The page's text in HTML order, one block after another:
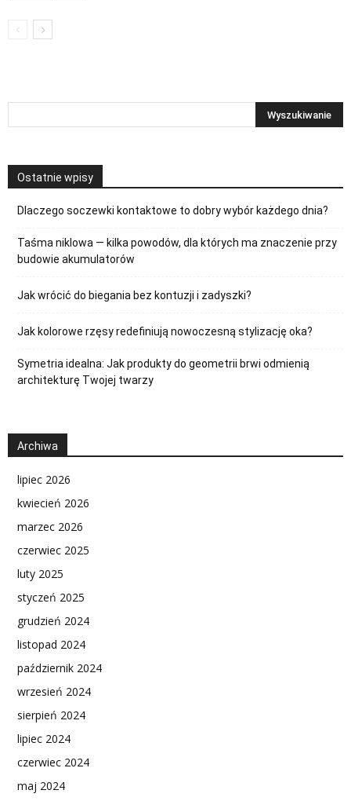
Ostatnie wpisy
Dlaczego soczewki kontaktowe to dobry wybór każdego dnia?
Taśma niklowa — kilka powodów, dla których ma znaczenie przy
budowie akumulatorów
Jak wrócić do biegania bez kontuzji i zadyszki?
Jak kolorowe rzęsy redefiniują nowoczesną stylizację oka?
Symetria idealna: Jak produkty do geometrii brwi odmienią
architekturę Twojej twarzy
Archiwa
lipiec 2026
kwiecień 2026
marzec 2026
czerwiec 2025
luty 2025
styczeń 2025
grudzień 2024
listopad 2024
październik 2024
wrzesień 2024
sierpień 2024
lipiec 2024
czerwiec 2024
maj 2024